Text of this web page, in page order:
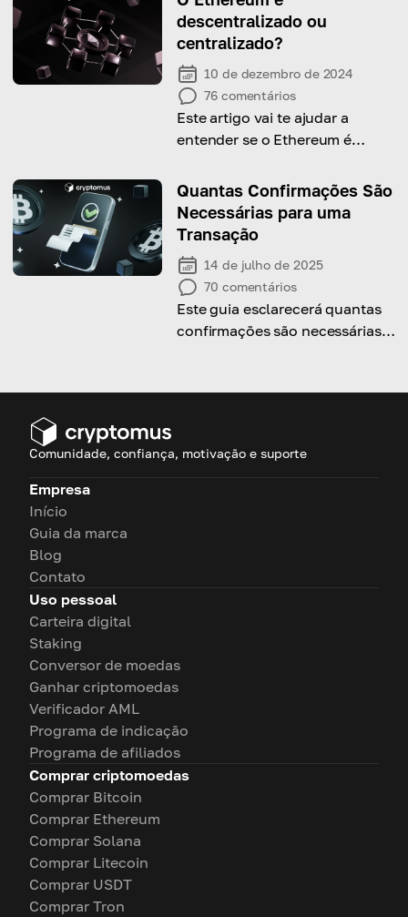
descentralizado ou
centralizado?
10 de dezembro de 2024
76 comentários
Este artigo vai te ajudar a
entender se o Ethereum é
medidas que ele toma para
continuar sendo assim!
Quantas Confirmações São
Necessárias para uma
Transação
14 de julho de 2025
70 comentários
Este guia esclarecerá quantas
confirmações são necessárias
mais populares.
Comunidade, confiança, motivação e suporte
Empresa
Início
Guia da marca
Blog
Contato
Uso pessoal
Carteira digital
Staking
Conversor de moedas
Ganhar criptomoedas
Verificador AML
Programa de indicação
Programa de afiliados
Comprar criptomoedas
Comprar Bitcoin
Comprar Ethereum
Comprar Solana
Comprar Litecoin
Comprar USDT
Comprar Tron